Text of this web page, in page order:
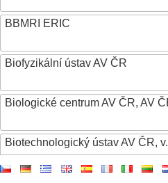
BBMRI ERIC
Biofyzikální ústav AV ČR
Biologické centrum AV ČR, AV
Biotechnologický ústav AV ČR,